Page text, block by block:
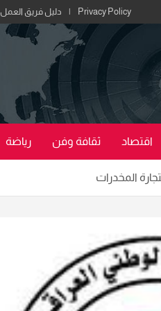
Privacy Policy دليل فريق العمل
اقتصاد ثقافة وفن رياضة
المخدرات